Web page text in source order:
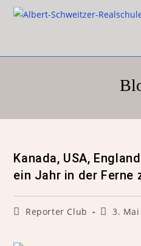
Kanada, USA,
ein Jahr in der Ferne
Reporter Club 3.